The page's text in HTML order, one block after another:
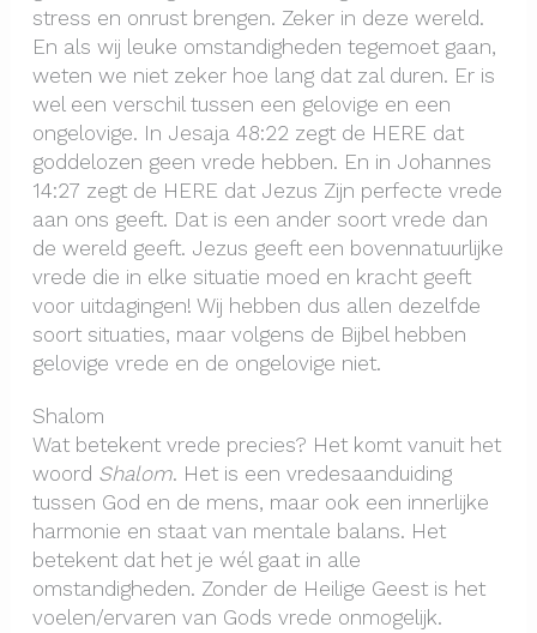
stress en onrust brengen. Zeker in deze wereld.
En als wij leuke omstandigheden tegemoet gaan,
weten we niet zeker hoe lang dat zal duren. Er is
wel een verschil tussen een gelovige en een
ongelovige. In Jesaja 48:22 zegt de HERE dat
goddelozen geen vrede hebben. En in Johannes
14:27 zegt de HERE dat Jezus Zijn perfecte vrede
aan ons geeft. Dat is een ander soort vrede dan
de wereld geeft. Jezus geeft een bovennatuurlijke
vrede die in elke situatie moed en kracht geeft
voor uitdagingen! Wij hebben dus allen dezelfde
soort situaties, maar volgens de Bijbel hebben
gelovige vrede en de ongelovige niet.
Shalom
Wat betekent vrede precies? Het komt vanuit het
woord Shalom. Het is een vredesaanduiding
tussen God en de mens, maar ook een innerlijke
harmonie en staat van mentale balans. Het
betekent dat het je wél gaat in alle
omstandigheden. Zonder de Heilige Geest is het
voelen/ervaren van Gods vrede onmogelijk.